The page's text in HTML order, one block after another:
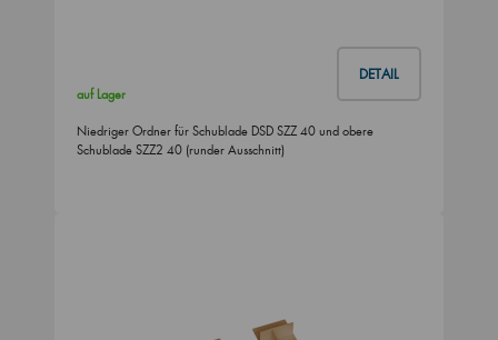
DETAIL
auf Lager
Niedriger Ordner für Schublade DSD SZZ 40 und obere
Schublade SZZ2 40 (runder Ausschnitt)